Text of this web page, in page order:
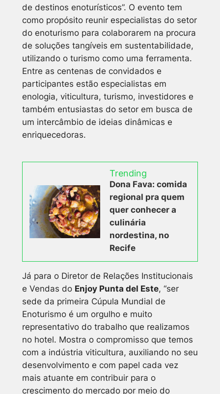
de destinos enoturísticos”. O evento tem
como propósito reunir especialistas do setor
do enoturismo para colaborarem na procura
de soluções tangíveis em sustentabilidade,
utilizando o turismo como uma ferramenta.
Entre as centenas de convidados e
participantes estão especialistas em
enologia, viticultura, turismo, investidores e
também entusiastas do setor em busca de
um intercâmbio de ideias dinâmicas e
enriquecedoras.
Trending
Dona Fava: comida
regional pra quem
quer conhecer a
culinária
nordestina, no
Recife
Já para o Diretor de Relações Institucionais
e Vendas do Enjoy Punta del Este, “ser
sede da primeira Cúpula Mundial de
Enoturismo é um orgulho e muito
representativo do trabalho que realizamos
no hotel. Mostra o compromisso que temos
com a indústria viticultura, auxiliando no seu
desenvolvimento e com papel cada vez
mais atuante em contribuir para o
crescimento do mercado por meio do